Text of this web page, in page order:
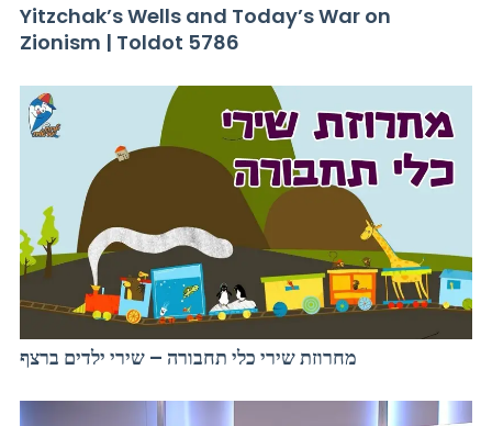
Yitzchak’s Wells and Today’s War on
Zionism | Toldot 5786
מחרוזת שירי כלי תחבורה – שירי ילדים ברצף